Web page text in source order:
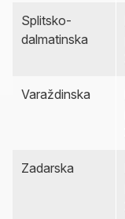
Splitsko-
dalmatinska
Varaždinska
Zadarska